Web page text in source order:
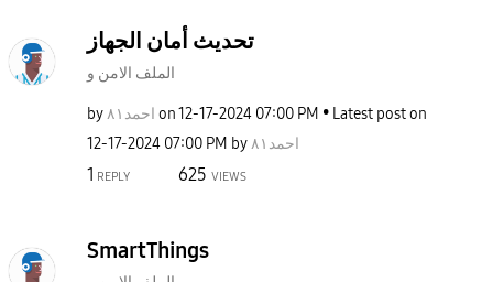
تحديث أمان الجهاز
الملف الامن و
by احمد٨١ on‎12-17-2024 07:00 PM
Latest post on
‎12-17-2024 07:00 PM by احمد٨١
1 REPLY 625 VIEWS
SmartThings